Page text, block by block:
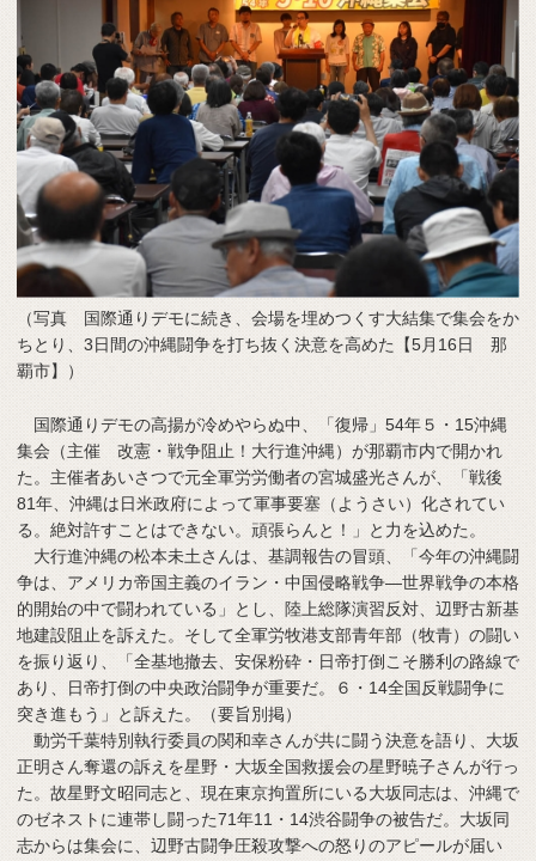
（写真 国際通りデモに続き、会場を埋めつくす大結集で集会をか
ちとり、3日間の沖縄闘争を打ち抜く決意を高めた【5月16日 那
覇市】）
国際通りデモの高揚が冷めやらぬ中、「復帰」54年５・15沖縄
集会（主催 改憲・戦争阻止！大行進沖縄）が那覇市内で開かれ
た。主催者あいさつで元全軍労労働者の宮城盛光さんが、「戦後
81年、沖縄は日米政府によって軍事要塞（ようさい）化されてい
る。絶対許すことはできない。頑張らんと！」と力を込めた。
大行進沖縄の松本未土さんは、基調報告の冒頭、「今年の沖縄闘
争は、アメリカ帝国主義のイラン・中国侵略戦争―世界戦争の本格
的開始の中で闘われている」とし、陸上総隊演習反対、辺野古新基
地建設阻止を訴えた。そして全軍労牧港支部青年部（牧青）の闘い
を振り返り、「全基地撤去、安保粉砕・日帝打倒こそ勝利の路線で
あり、日帝打倒の中央政治闘争が重要だ。６・14全国反戦闘争に
突き進もう」と訴えた。（要旨別掲）
動労千葉特別執行委員の関和幸さんが共に闘う決意を語り、大坂
正明さん奪還の訴えを星野・大坂全国救援会の星野暁子さんが行っ
た。故星野文昭同志と、現在東京拘置所にいる大坂同志は、沖縄で
のゼネストに連帯し闘った71年11・14渋谷闘争の被告だ。大坂同
志からは集会に、辺野古闘争圧殺攻撃への怒りのアピールが届い